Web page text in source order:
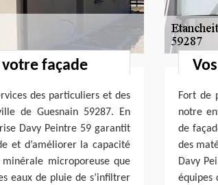
façade
des particuliers et des
de Guesnain 59287. En
Davy Peintre 59 garantit
et d’améliorer la capacité
microporeuse que
eaux de pluie de s’infiltrer
Fort de
notre
de
des
Davy
équipes